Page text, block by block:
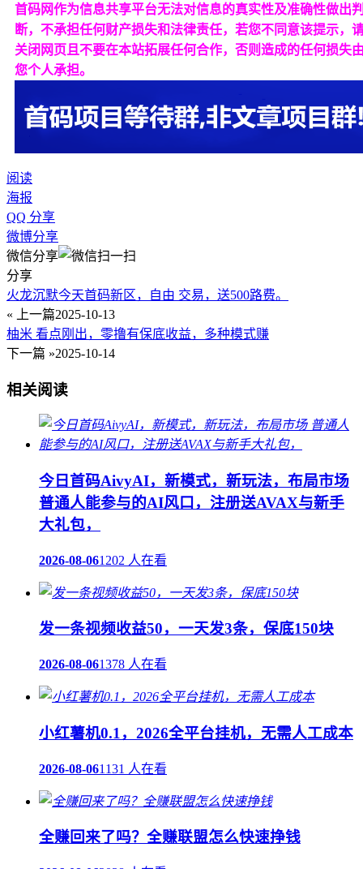
首码网作为信息共享平台无法对信息的真实性及准确性做出
断，不承担任何财产损失和法律责任，若您不同意该提示，
关闭网页且不要在本站拓展任何合作，否则造成的任何损失
您个人承担。
阅读
海报
QQ 分享
微博分享
微信分享
分享
火龙沉默今天首码新区，自由 交易，送500路费。
« 上一篇2025-10-13
柚米 看点刚出，零撸有保底收益，多种模式赚
下一篇 »2025-10-14
相关阅读
今日首码AivyAI，新模式，新玩法，布局市场
普通人能参与的AI风口，注册送AVAX与新手
大礼包，
2026-08-061202 人在看
发一条视频收益50，一天发3条，保底150块
2026-08-061378 人在看
小红薯机0.1，2026全平台挂机，无需人工成本
2026-08-061131 人在看
全赚回来了吗？全赚联盟怎么快速挣钱